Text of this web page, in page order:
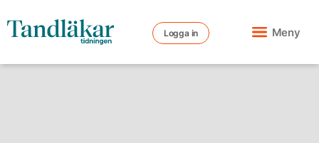
Logga in Meny